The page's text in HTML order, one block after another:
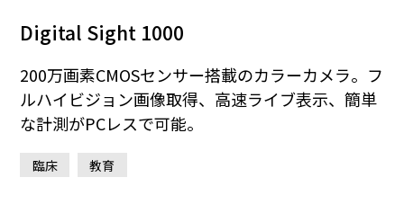
Digital Sight 1000
200万画素CMOSセンサー搭載のカラーカメラ。フ
ルハイビジョン画像取得、高速ライブ表示、簡単
な計測がPCレスで可能。
臨床 教育